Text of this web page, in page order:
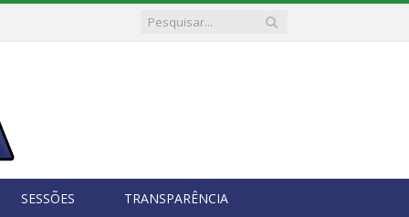
SESSÕES TRANSPARÊNCIA